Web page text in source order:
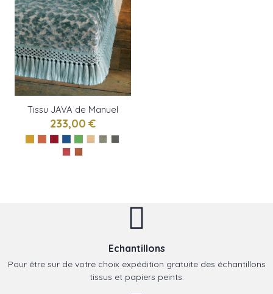
Tissu JAVA de Manuel
Canovas
233,00 €
Echantillons
Pour être sur de votre choix expédition gratuite des échantillons
tissus et papiers peints.